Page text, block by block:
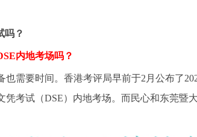
吗？
内地考场吗？
需要时间。香港考评局早前于2月公布了
凭考试（DSE）内地考场。而民心和东莞暨